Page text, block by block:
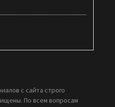
с сайта строго
По всем вопросам